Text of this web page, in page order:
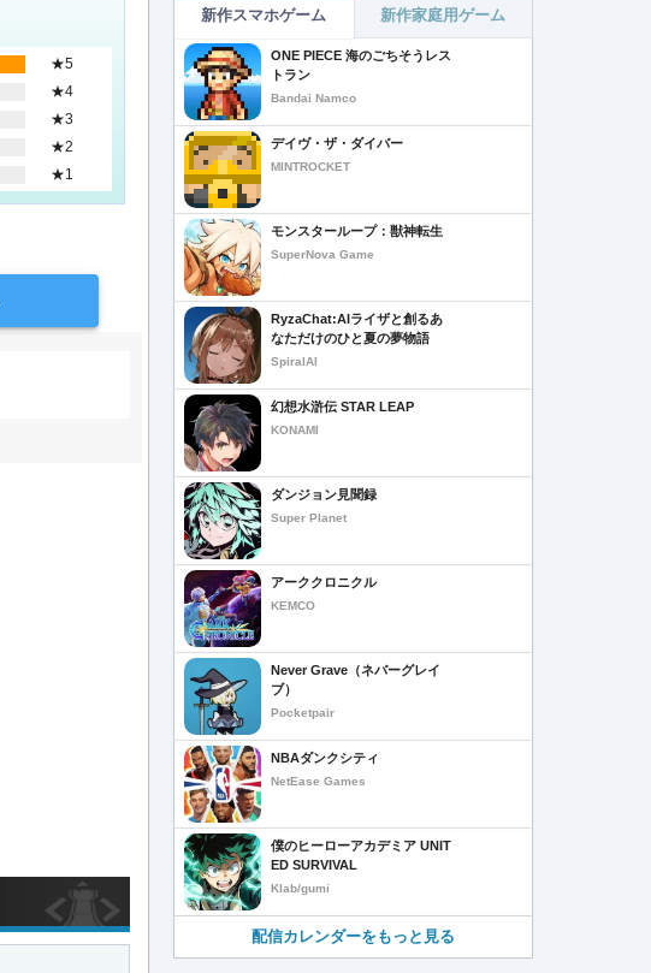
★5
★4
★3
★2
★1
新作スマホゲーム 新作家庭用ゲーム
ONE PIECE 海のごちそうレス
トラン
Bandai Namco
デイヴ・ザ・ダイバー
MINTROCKET
モンスターループ：獣神転生
SuperNova Game
RyzaChat:AIライザと創るあ
なただけのひと夏の夢物語
SpiralAI
幻想水滸伝 STAR LEAP
KONAMI
ダンジョン見聞録
Super Planet
アーククロニクル
KEMCO
Never Grave（ネバーグレイ
ブ）
Pocketpair
NBAダンクシティ
NetEase Games
僕のヒーローアカデミア UNIT
ED SURVIVAL
Klab/gumi
配信カレンダーをもっと見る